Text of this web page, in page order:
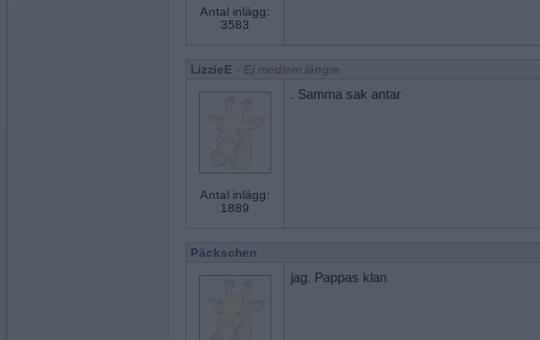
Antal inlägg:
3583
LizzieE - Ej medlem längre
Antal inlägg:
1889
. Samma sak antar
Päckschen
jag. Pappas klan